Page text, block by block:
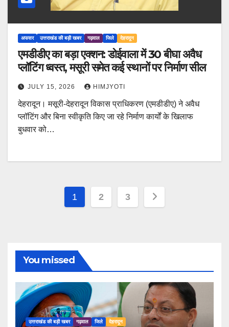
अफसर उत्तराखंड की बड़ी खबर गढ़वाल जिले देहरादून
एमडीडीए का बड़ा एक्शन: डोईवाला में 30 बीघा अवैध
प्लॉटिंग ध्वस्त, मसूरी समेत कई स्थानों पर निर्माण सील
JULY 15, 2026 HIMJYOTI
देहरादून। मसूरी-देहरादून विकास प्राधिकरण (एमडीडीए) ने अवैध
प्लॉटिंग और बिना स्वीकृति किए जा रहे निर्माण कार्यों के खिलाफ
बुधवार को…
Posts
1 2 3
You missed
उत्तराखंड की बड़ी खबर गढ़वाल जिले देहरादून